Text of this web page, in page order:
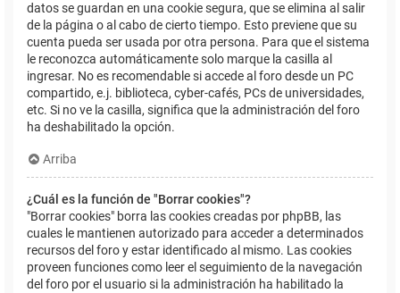
datos se guardan en una cookie segura, que se elimina al salir
de la página o al cabo de cierto tiempo. Esto previene que su
cuenta pueda ser usada por otra persona. Para que el sistema
le reconozca automáticamente solo marque la casilla al
ingresar. No es recomendable si accede al foro desde un PC
compartido, e.j. biblioteca, cyber-cafés, PCs de universidades,
etc. Si no ve la casilla, significa que la administración del foro
ha deshabilitado la opción.
Arriba
¿Cuál es la función de "Borrar cookies"?
"Borrar cookies" borra las cookies creadas por phpBB, las
cuales le mantienen autorizado para acceder a determinados
recursos del foro y estar identificado al mismo. Las cookies
proveen funciones como leer el seguimiento de la navegación
del foro por el usuario si la administración ha habilitado la